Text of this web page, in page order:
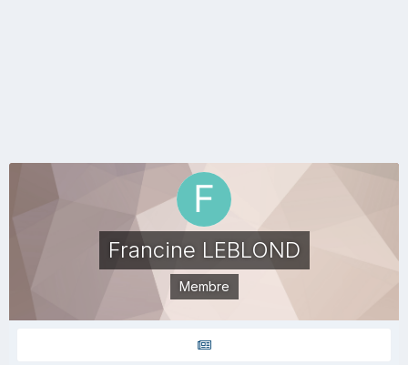
Francine LEBLOND
Membre